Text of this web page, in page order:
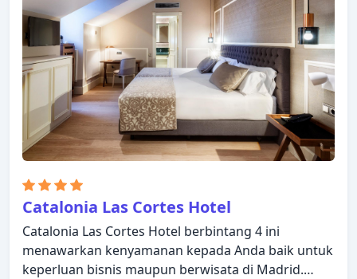
penyimpanan pakaian, lantai kayu/parket untuk
memastikan kenyamanan istirahat malam Anda.
Pulihkan diri Anda setelah berkeliling seharian
dalam kenyamanan kamar Anda atau manfaatkan
fasilitas rekreasi di hotel, termasuk ruang bermain.
Suasana yang ramah dan pelayanan yang istimewa
bisa Anda harapkan selama menginap di Novotel
Madrid Center.
Catalonia Las Cortes Hotel
Catalonia Las Cortes Hotel berbintang 4 ini
menawarkan kenyamanan kepada Anda baik untuk
keperluan bisnis maupun berwisata di Madrid.